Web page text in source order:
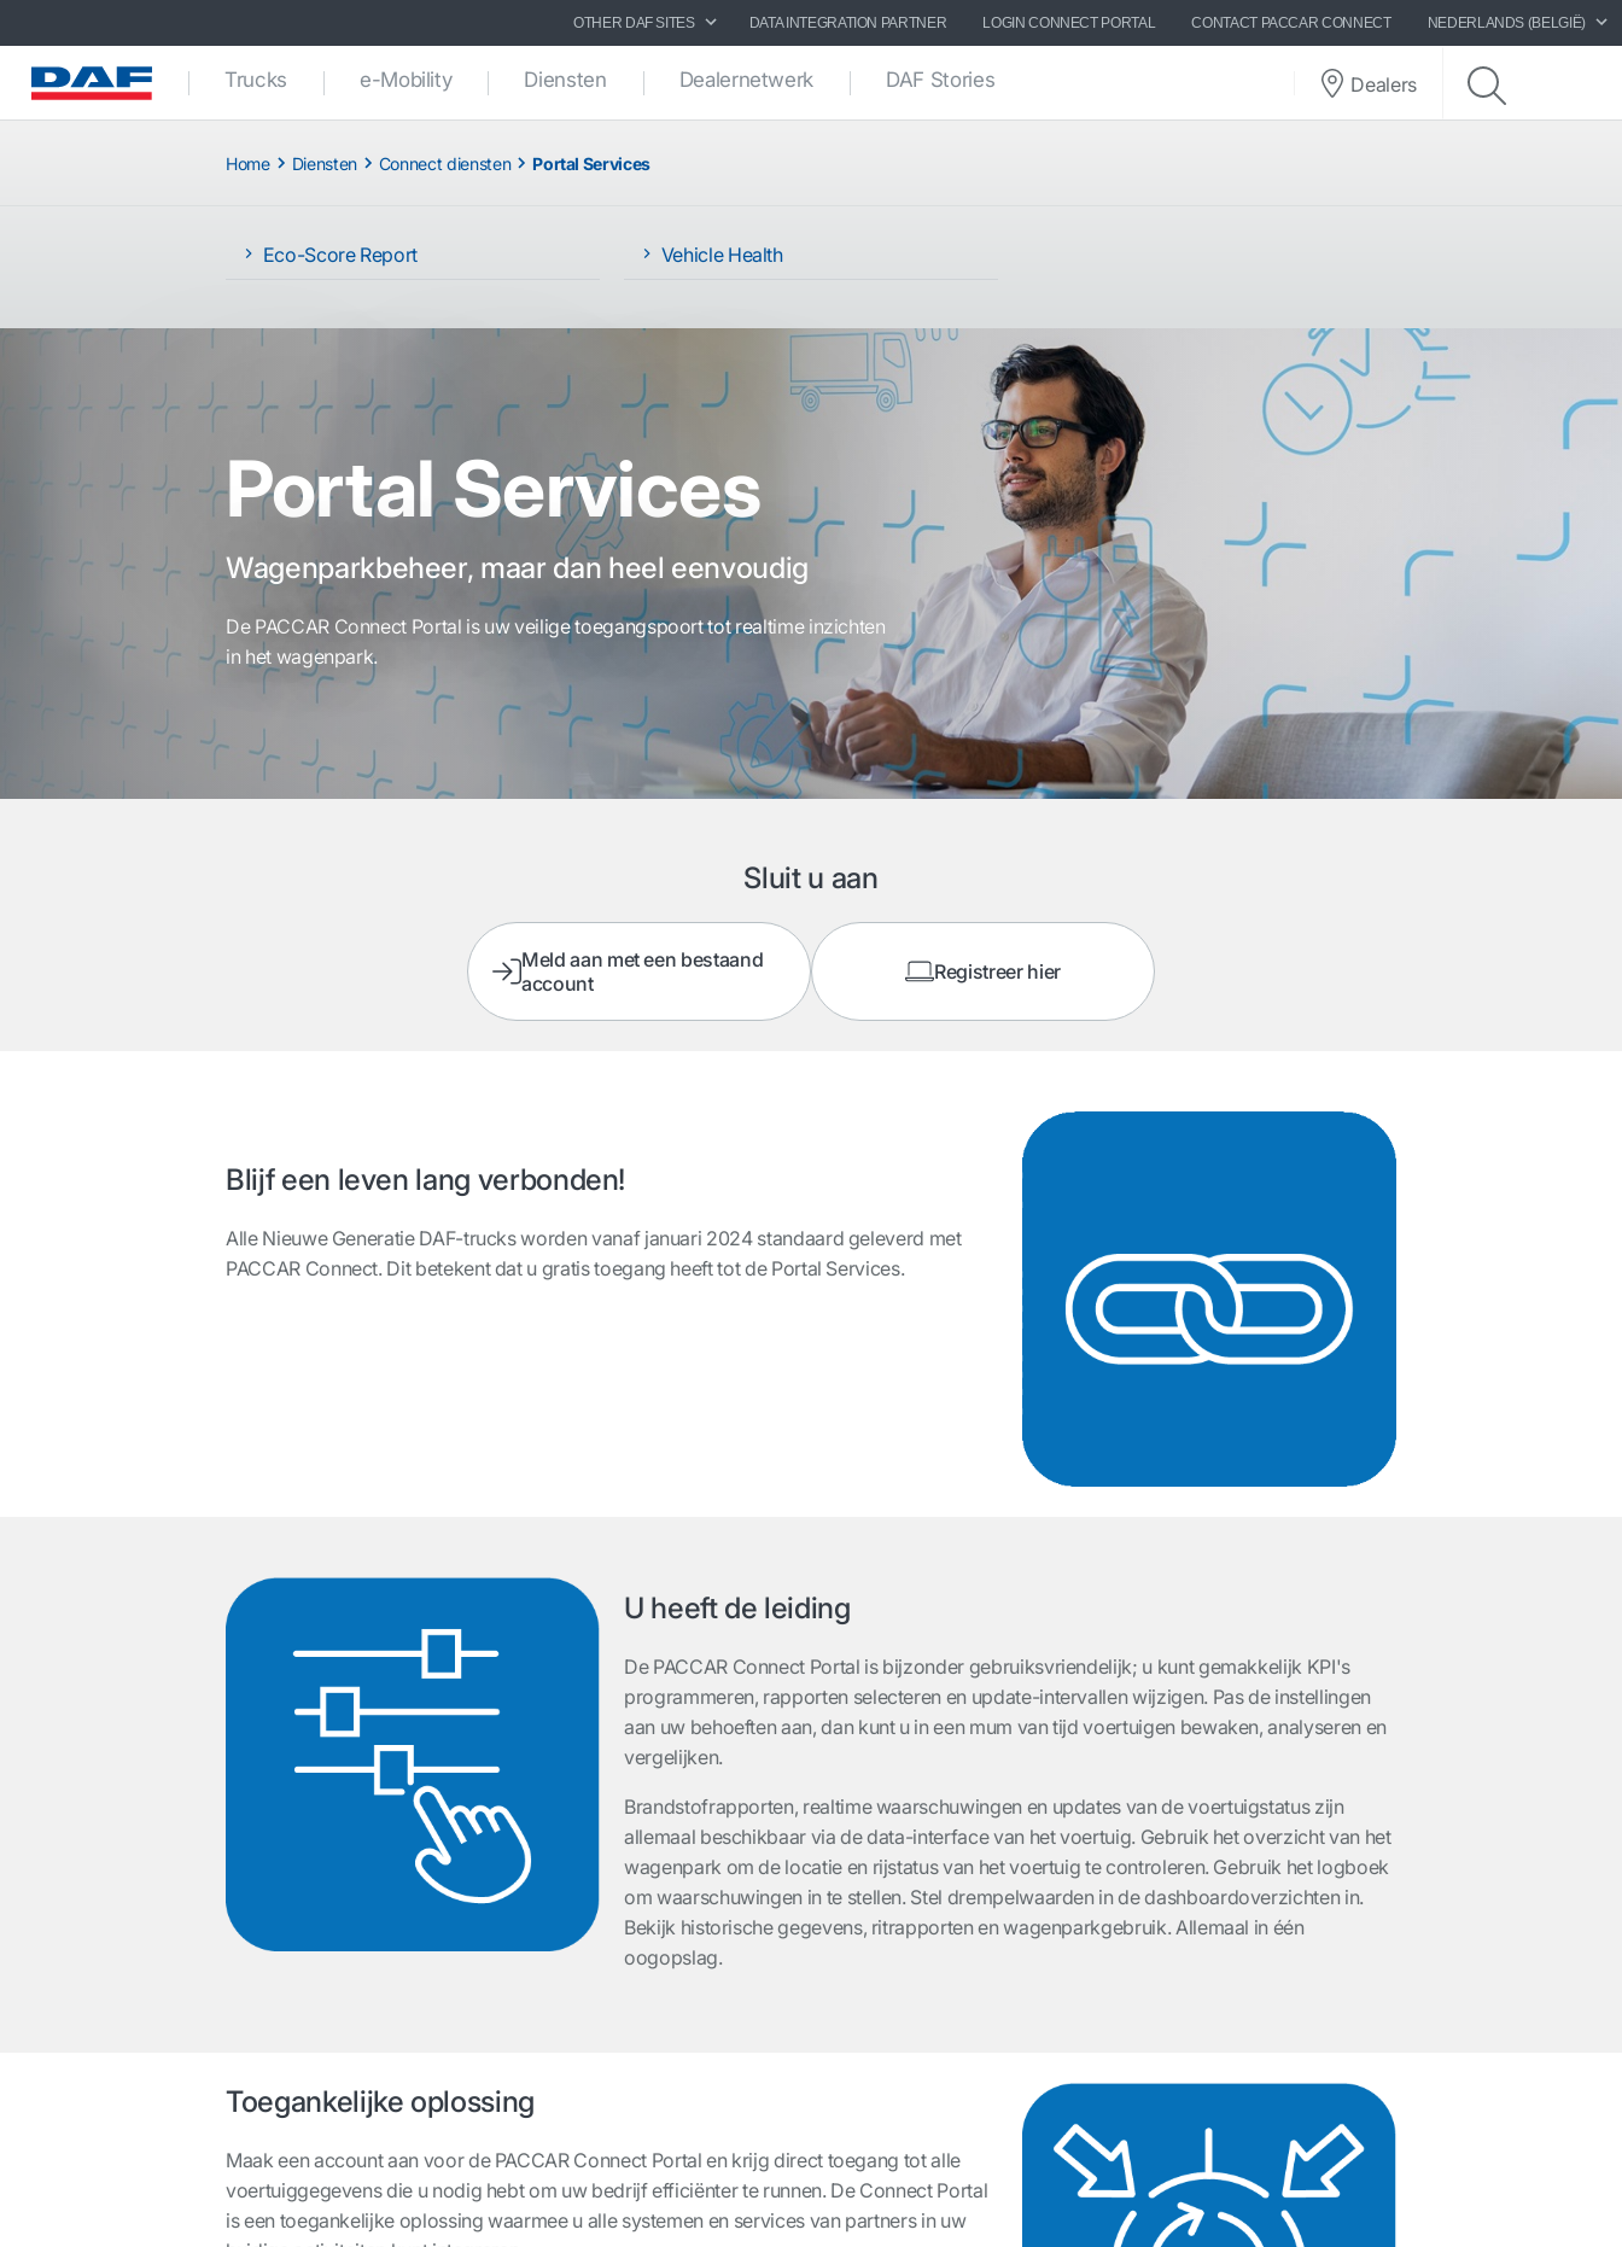
OTHER DAF SITES DATA INTEGRATION PARTNER LOGIN CONNECT PORTAL CONTACT PACCAR CONNECT NEDERLANDS (BELGIË)
Trucks e-Mobility Diensten Dealernetwerk DAF Stories Dealers
Home Diensten Connect diensten Portal Services
Eco-Score Report Vehicle Health
Portal Services
Wagenparkbeheer, maar dan heel eenvoudig
De PACCAR Connect Portal is uw veilige toegangspoort tot realtime inzichten
in het wagenpark.
Sluit u aan
Meld aan met een bestaand
account
Registreer hier
Blijf een leven lang verbonden!
Alle Nieuwe Generatie DAF-trucks worden vanaf januari 2024 standaard geleverd met
PACCAR Connect. Dit betekent dat u gratis toegang heeft tot de Portal Services.
U heeft de leiding
De PACCAR Connect Portal is bijzonder gebruiksvriendelijk; u kunt gemakkelijk KPI's
programmeren, rapporten selecteren en update-intervallen wijzigen. Pas de instellingen
aan uw behoeften aan, dan kunt u in een mum van tijd voertuigen bewaken, analyseren en
vergelijken.
Brandstofrapporten, realtime waarschuwingen en updates van de voertuigstatus zijn
allemaal beschikbaar via de data-interface van het voertuig. Gebruik het overzicht van het
wagenpark om de locatie en rijstatus van het voertuig te controleren. Gebruik het logboek
om waarschuwingen in te stellen. Stel drempelwaarden in de dashboardoverzichten in.
Bekijk historische gegevens, ritrapporten en wagenparkgebruik. Allemaal in één
oogopslag.
Toegankelijke oplossing
Maak een account aan voor de PACCAR Connect Portal en krijg direct toegang tot alle
voertuiggegevens die u nodig hebt om uw bedrijf efficiënter te runnen. De Connect Portal
is een toegankelijke oplossing waarmee u alle systemen en services van partners in uw